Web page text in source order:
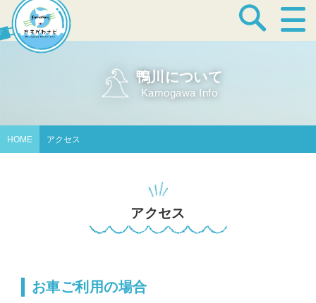
宿泊・温泉
体験プログラム
特産品
鴨川について
Kamogawa Info
HOME アクセス
アクセス
お車ご利用の場合